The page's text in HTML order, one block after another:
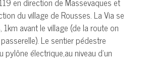
du village de Rousses. La Via se
avant le village (de la route on
Le sentier pédestre
pylône électrique,au niveau d’un